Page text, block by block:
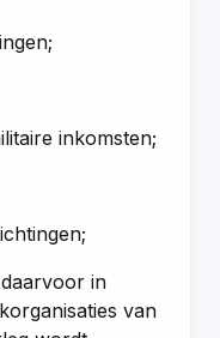
inkomsten;
in
van